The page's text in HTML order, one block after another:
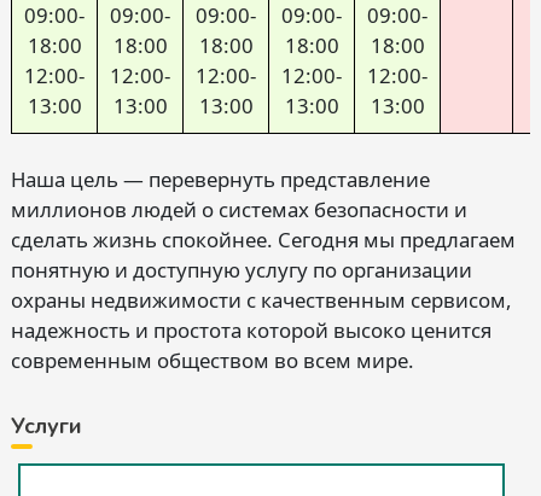
09:00-
18:00
12:00-
13:00
09:00-
18:00
12:00-
13:00
09:00-
18:00
12:00-
13:00
09:00-
18:00
12:00-
13:00
09:00-
18:00
12:00-
13:00
Наша цель — перевернуть представление
миллионов людей о системах безопасности и
сделать жизнь спокойнее. Сегодня мы предлагаем
понятную и доступную услугу по организации
охраны недвижимости с качественным сервисом,
надежность и простота которой высоко ценится
современным обществом во всем мире.
Услуги